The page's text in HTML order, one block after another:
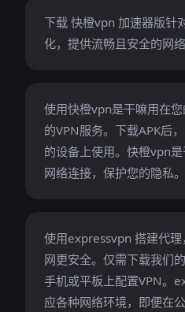
下载 快橙vpn 加速器版针
化，提供流畅且安全的网络
使用快橙vpn是干嘛用在
的VPN服务。下载APK后
的设备上使用。快橙vpn
网络连接，保护您的隐私。
使用expressvpn 搭建代
网更安全。仅需下载我们
手机或平板上配置VPN。
应各种网络环境，即便在